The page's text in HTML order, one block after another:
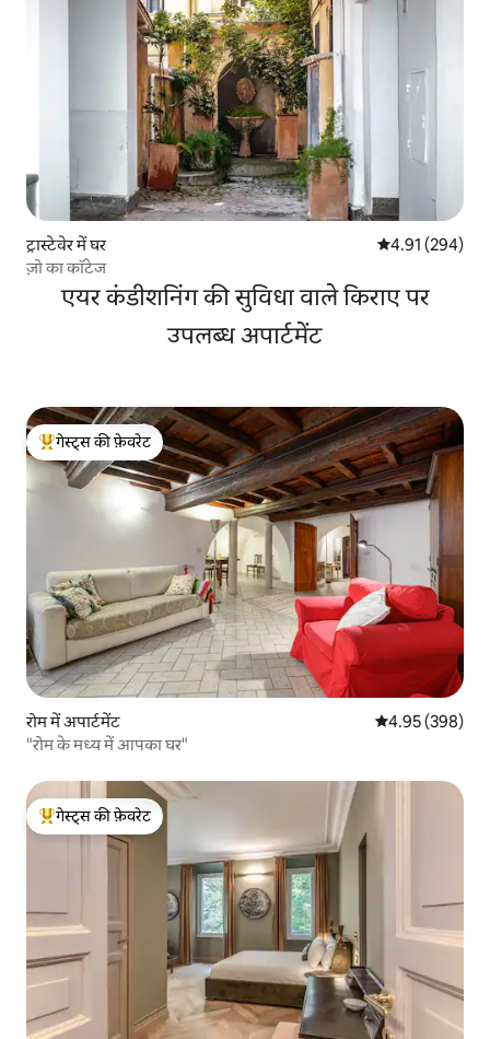
ट्रास्टेवेर में घर औसत रेटिंग 5 में से
4.91 (294)
ज़ो का कॉटेज
एयर कंडीशनिंग की सुविधा वाले किराए पर
उपलब्ध अपार्टमेंट
गेस्ट्स का टॉप फ़ेवरेट
गेस्ट्स की फ़ेवरेट
रोम में अपार्टमेंट औसत रेटिंग 5 में से
4.95 (398)
"रोम के मध्य में आपका घर"
गेस्ट्स का टॉप फ़ेवरेट
गेस्ट्स की फ़ेवरेट